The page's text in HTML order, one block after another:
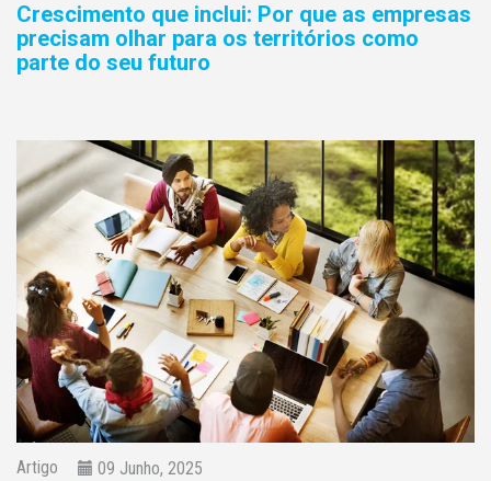
Crescimento que inclui: Por que as empresas
precisam olhar para os territórios como
parte do seu futuro
Artigo 09 Junho, 2025